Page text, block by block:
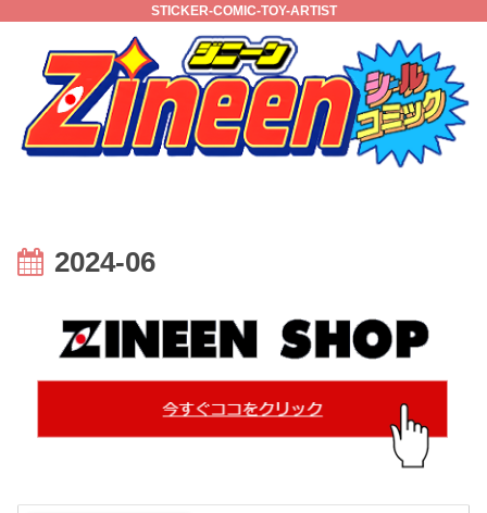
STICKER-COMIC-TOY-ARTIST
2024-06